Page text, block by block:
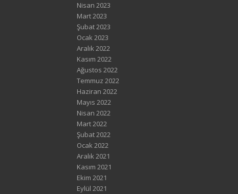
Nisan 2023
Mart 2023
Şubat 2023
Ocak 2023
Aralık 2022
Kasım 2022
Ağustos 2022
Temmuz 2022
Haziran 2022
Mayıs 2022
Nisan 2022
Mart 2022
Şubat 2022
Ocak 2022
Aralık 2021
Kasım 2021
Ekim 2021
Eylül 2021